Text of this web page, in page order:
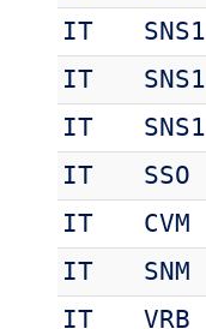
IT
SNS1
IT
SNS1
IT
SNS1
IT
SSO
IT
CVM
IT
SNM
IT
VRB